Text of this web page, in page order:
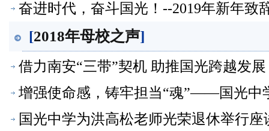
奋进时代，奋斗国光！--2019年新年致
[2018年母校之声]
借力南安“三带”契机 助推国光跨越发
增强使命感，铸牢担当“魂”——国光中
活动动员大会【母校之声】
国光中学为洪高松老师光荣退休举行